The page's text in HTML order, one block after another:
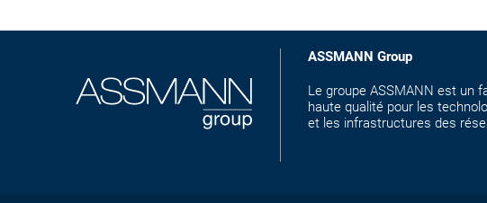
ASSMANN Group
Le groupe ASSMANN est un
haute qualité pour les
et les infrastructures des